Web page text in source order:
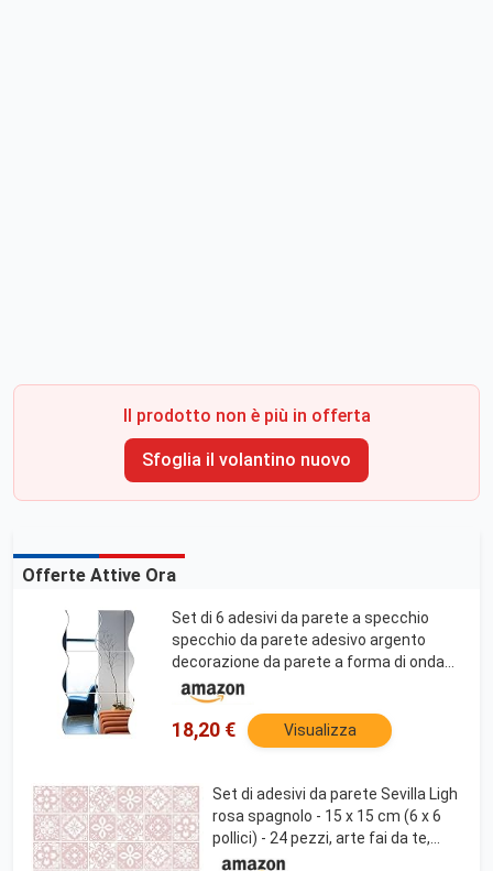
Il prodotto non è più in offerta
Sfoglia il volantino nuovo
Offerte Attive Ora
Set di 6 adesivi da parete a specchio
specchio da parete adesivo argento
decorazione da parete a forma di onda
3D fai da te specchio per lo styling della
decalcomania per la decorazione ufficio
casa
18,20 € Visualizza
Set di adesivi da parete Sevilla Ligh
rosa spagnolo - 15 x 15 cm (6 x 6
pollici) - 24 pezzi, arte fai da te,
decorazioni per la casa,